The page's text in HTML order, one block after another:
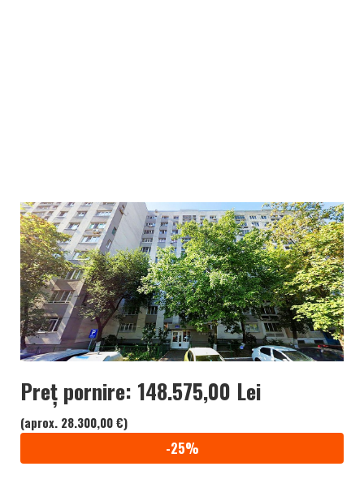
Preț pornire: 148.575,00 Lei
(aprox. 28.300,00 €)
-25%